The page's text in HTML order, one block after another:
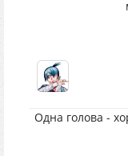
Одна голова -